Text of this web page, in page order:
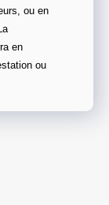
ou en
en
ou